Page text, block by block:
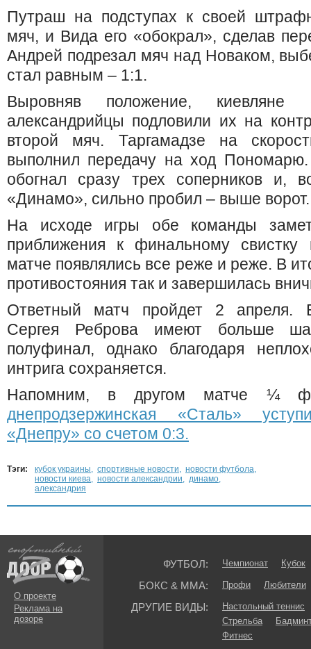
Путраш на подступах к своей
мяч, и Вида его «обокрал», сделав
Андрей подрезал мяч над Новаком,
стал равным – 1:1.
Выровняв положение,
александрийцы подловили их на
второй мяч. Таргамадзе на
выполнил передачу на ход
обогнал сразу трех соперников и,
«Динамо», сильно пробил – выше ворот.
На исходе игры обе команды
приближения к финальному
матче появлялись все реже и реже. В
противостояния так и завершилась
Ответный матч пройдет 2 апреля.
Сергея Реброва имеют больше
полуфинал, однако благодаря
интрига сохраняется.
Напомним, в другом матче ¼
днепродзержинская «Сталь»
«Днепру» со счетом 0:3.
Тэги: кубок украины, спортивные новости, новости футбола,
новости киева, новости александрии, динамо,
александрия
О проекте
Реклама на
дозоре
ФУТБОЛ: Чемпионат Кубок
БОКС & ММА: Профи Любители
ДРУГИЕ ВИДЫ:
Настольный теннис
Стрельба
Фитнес